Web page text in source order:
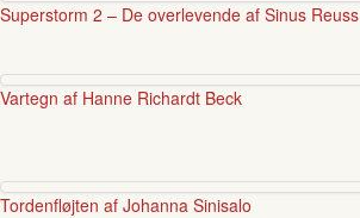
Superstorm 2 – De overlevende af Sinus Reuss
Vartegn af Hanne Richardt Beck
Tordenfløjten af Johanna Sinisalo